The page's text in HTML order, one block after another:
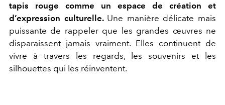
tapis rouge comme un espace de création et
d’expression culturelle. Une manière délicate mais
puissante de rappeler que les grandes œuvres ne
disparaissent jamais vraiment. Elles continuent de
vivre à travers les regards, les souvenirs et les
silhouettes qui les réinventent.